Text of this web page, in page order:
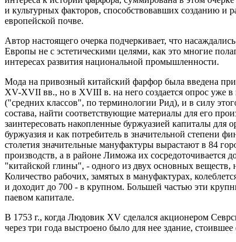
и культурных факторов, способствовавших созданию и
европейской почве.
Автор настоящего очерка подчеркивает, что
Европы не с эстетическими целями, как это многие
интересах развития национальной промышленности.
Мода на привозный китайский фарфор была введена
XV-XVII вв., но в XVIII в. на него создается опрос уже
("средних классов", по терминологии Рид), и в силу
состава, найти соответствующие материалы для его
заинтересовать накопленные буржуазией капиталы для
буржуазия и как потребитель в значительной степени
столетия значительные мануфактуры вырастают в 84
производств, а в районе Лиможа их сосредоточивается
"китайской глины", - одного из двух основных
Количество рабочих, замятых в мануфактурах,
и доходит до 700 - в крупном. Большей частью эти
паевом капитале.
В 1753 г., когда Людовик XV сделался акционером
через три года выстроено было для нее здание,